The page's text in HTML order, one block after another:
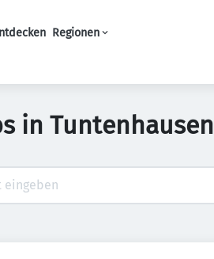
Regionen
in Tuntenhausen